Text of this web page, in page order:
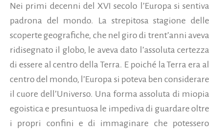
Nei primi decenni del XVI secolo l’Europa si sentiva
padrona del mondo. La strepitosa stagione delle
scoperte geografiche, che nel giro di trent’anni aveva
ridisegnato il globo, le aveva dato l’assoluta certezza
di essere al centro della Terra. E poiché la Terra era al
centro del mondo, l’Europa si poteva ben considerare
il cuore dell’Universo. Una forma assoluta di miopia
egoistica e presuntuosa le impediva di guardare oltre
i propri confini e di immaginare che potessero